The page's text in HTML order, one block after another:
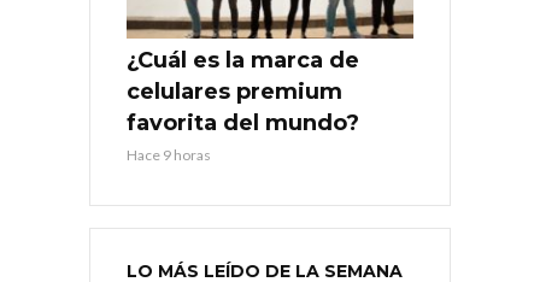
¿Cuál es la marca de
celulares premium
favorita del mundo?
Hace 9 horas
LO MÁS LEÍDO DE LA SEMANA